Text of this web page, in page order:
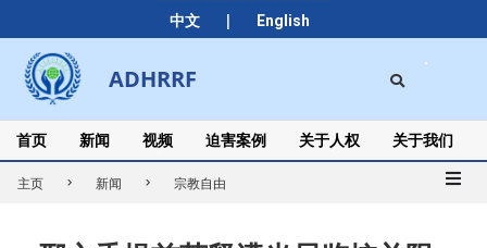
中文 | English
to
content
ADHRRF
Secondary
Navigation
Menu
首页 新闻 视频 迫害案例 关于人权 关于我们
主页 新闻 宗教自由